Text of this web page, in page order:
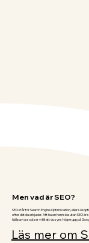
Men vad är SEO?
SEO står för Search Engine Optimization, eller
efter det du erbjuder. Att ha en hemsida utan SEO är
hjälp av oss så ser vi till att du syns högre upp på
Läs mer om